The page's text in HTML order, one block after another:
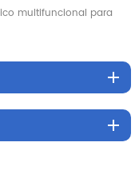
multifuncional para